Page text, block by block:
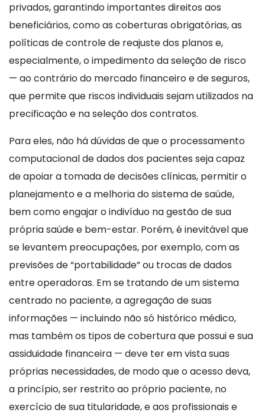
privados, garantindo importantes direitos aos
beneficiários, como as coberturas obrigatórias, as
políticas de controle de reajuste dos planos e,
especialmente, o impedimento da seleção de risco
— ao contrário do mercado financeiro e de seguros,
que permite que riscos individuais sejam utilizados na
precificação e na seleção dos contratos.
Para eles, não há dúvidas de que o processamento
computacional de dados dos pacientes seja capaz
de apoiar a tomada de decisões clínicas, permitir o
planejamento e a melhoria do sistema de saúde,
bem como engajar o indivíduo na gestão de sua
própria saúde e bem-estar. Porém, é inevitável que
se levantem preocupações, por exemplo, com as
previsões de “portabilidade” ou trocas de dados
entre operadoras. Em se tratando de um sistema
centrado no paciente, a agregação de suas
informações — incluindo não só histórico médico,
mas também os tipos de cobertura que possui e sua
assiduidade financeira — deve ter em vista suas
próprias necessidades, de modo que o acesso deva,
a princípio, ser restrito ao próprio paciente, no
exercício de sua titularidade, e aos profissionais e